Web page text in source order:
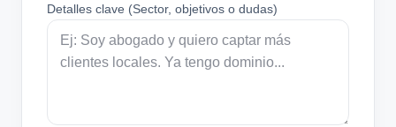
Detalles clave (Sector, objetivos o dudas)